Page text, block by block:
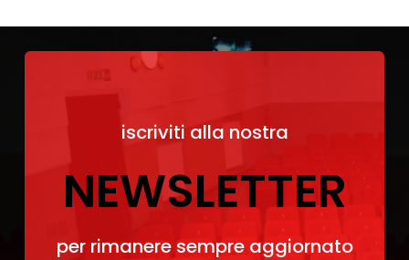
iscriviti alla nostra
NEWSLETTER
per rimanere sempre aggiornato